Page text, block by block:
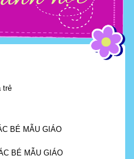
trẻ
BÉ MẪU GIÁO
BÉ MẪU GIÁO